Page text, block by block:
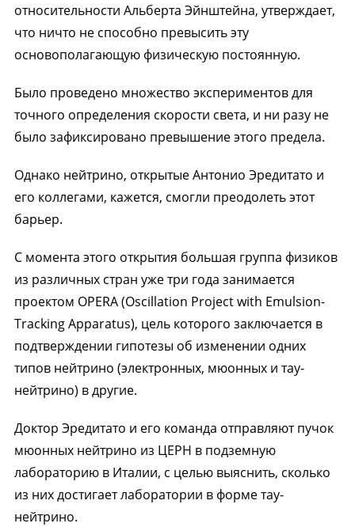
относительности Альберта Эйнштейна, утверждает,
что ничто не способно превысить эту
основополагающую физическую постоянную.
Было проведено множество экспериментов для
точного определения скорости света, и ни разу не
было зафиксировано превышение этого предела.
Однако нейтрино, открытые Антонио Эредитато и
его коллегами, кажется, смогли преодолеть этот
барьер.
С момента этого открытия большая группа физиков
из различных стран уже три года занимается
проектом OPERA (Oscillation Project with Emulsion-
Tracking Apparatus), цель которого заключается в
подтверждении гипотезы об изменении одних
типов нейтрино (электронных, мюонных и тау-
нейтрино) в другие.
Доктор Эредитато и его команда отправляют пучок
мюонных нейтрино из ЦЕРН в подземную
лабораторию в Италии, с целью выяснить, сколько
из них достигает лаборатории в форме тау-
нейтрино.